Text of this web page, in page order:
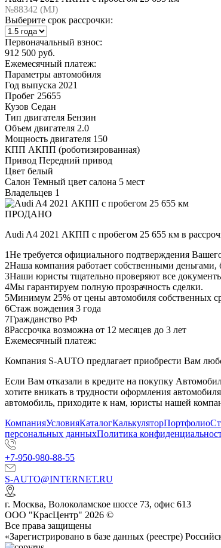
№88342 (МJ)
Выберите срок рассрочки:
Первоначальный взнос:
912 500 руб.
Ежемесячный платеж:
Параметры автомобиля
Год выпуска 2021
Пробег 25655
Кузов Седан
Тип двигателя Бензин
Объем двигателя 2.0
Мощность двигателя 150
КПП АКПП (роботизированная)
Привод Передний привод
Цвет белый
Салон Темный цвет салона 5 мест
Владельцев 1
ПРОДАНО
Audi A4 2021 АКПП с пробегом 25 655 км в
1Не требуется официального подтверждения
2Наша компания работает собственными деньгами,
3Наши юристы тщательно проверяют все
4Мы гарантируем полную прозрачность сделки.
5Минимум 25% от цены автомобиля собственных
6Стаж вождения 3 года
7Гражданство РФ
8Рассрочка возможна от 12 месяцев до 3 лет
Ежемесячный платеж:
Компания S-AUTO предлагает приобрести Вам
Если Вам отказали в кредите на покупку
хотите вникать в трудности оформления
автомобиль, приходите к нам, юристы нашей
КомпанияУсловияКаталогКалькуляторПортфолио
персональных данныхПолитика
+7-950-980-88-55
S-AUTO@INTERNET.RU
г. Москва, Волоколамское шоссе 73, офис 613
ООО "КрасЦентр" 2026 ©
Все права защищены
«Зарегистрировано в базе данных (реестре)